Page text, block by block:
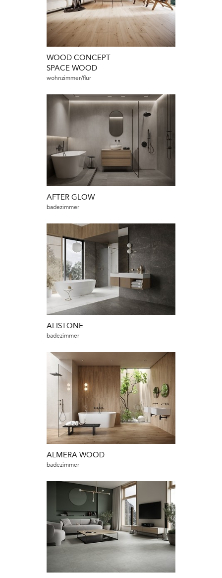
WOOD CONCEPT
SPACE WOOD
wohnzimmer/flur
AFTER GLOW
badezimmer
ALISTONE
badezimmer
ALMERA WOOD
badezimmer